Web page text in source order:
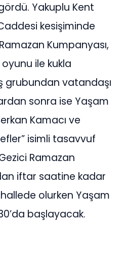
Yakuplu Kent
kesişiminde
Kumpanyası,
ile kukla
grubundan vatandaşı
sonra ise Yaşam
Kamacı ve
isimli tasavvuf
Ramazan
iftar saatine kadar
olurken Yaşam
başlayacak.